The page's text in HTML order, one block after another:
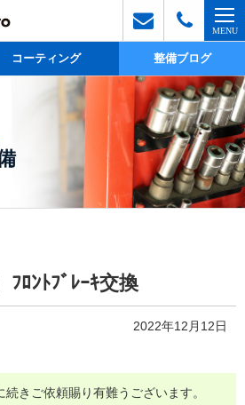
コーティング 整備ブログ
ﾌﾛﾝﾄﾌﾞﾚｰｷ交換
2022年12月12日
きご依頼賜り有難うございます。